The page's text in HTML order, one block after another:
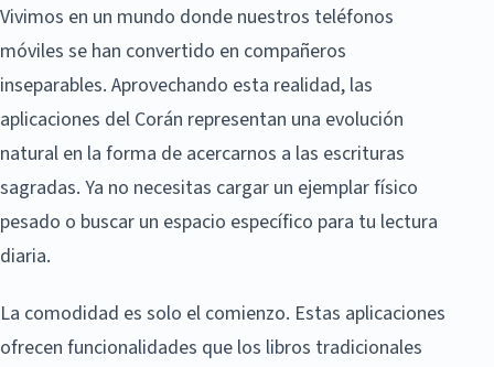
Vivimos en un mundo donde nuestros teléfonos
móviles se han convertido en compañeros
inseparables. Aprovechando esta realidad, las
aplicaciones del Corán representan una evolución
natural en la forma de acercarnos a las escrituras
sagradas. Ya no necesitas cargar un ejemplar físico
pesado o buscar un espacio específico para tu lectura
diaria.
La comodidad es solo el comienzo. Estas aplicaciones
ofrecen funcionalidades que los libros tradicionales